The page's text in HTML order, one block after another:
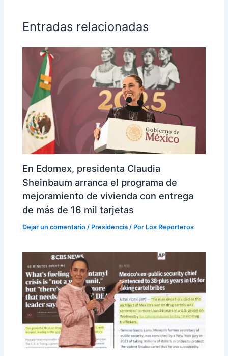
Entradas relacionadas
En Edomex, presidenta Claudia
Sheinbaum arranca el programa de
mejoramiento de vivienda con entrega
de más de 16 mil tarjetas
Dejar un comentario / Presidencia / Por Los Reporteros